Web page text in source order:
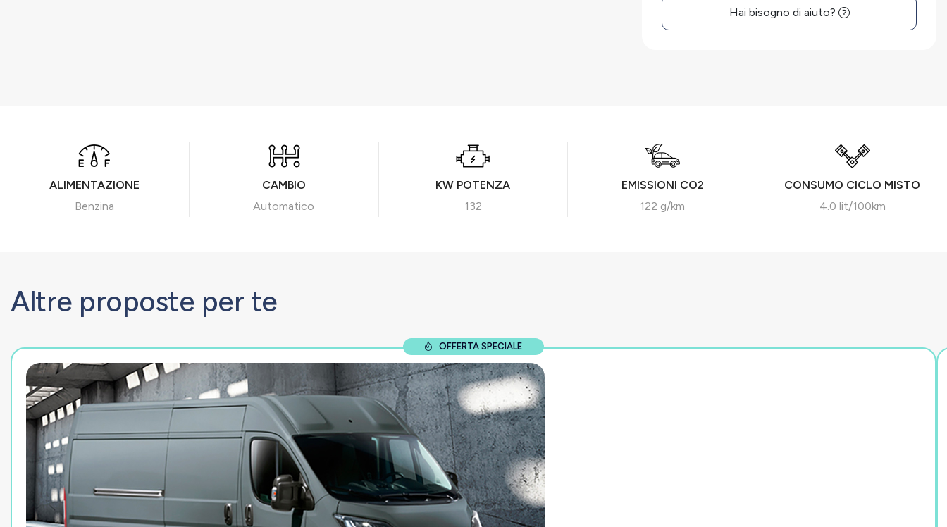
Hai bisogno di aiuto?
ALIMENTAZIONE
Benzina
CAMBIO
Automatico
KW POTENZA
132
EMISSIONI CO2
122 g/km
CONSUMO CICLO MISTO
4.0 lit/100km
Altre proposte per te
OFFERTA SPECIALE